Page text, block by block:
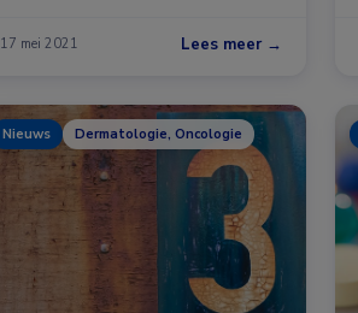
17 mei 2021 Lees meer →
Nieuws Dermatologie, Oncologie